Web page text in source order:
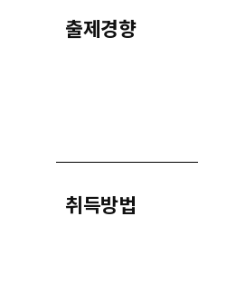
출제경향
취득방법